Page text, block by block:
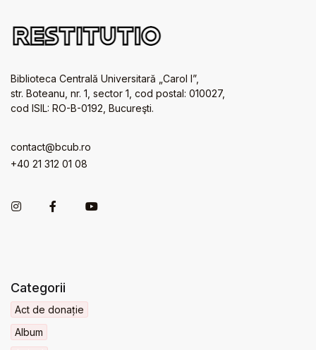
Biblioteca Centrală Universitară „Carol I”,
str. Boteanu, nr. 1, sector 1, cod postal: 010027,
cod ISIL: RO-B-0192, Bucureşti.
contact@bcub.ro
+40 21 312 01 08
Categorii
Act de donație
Album